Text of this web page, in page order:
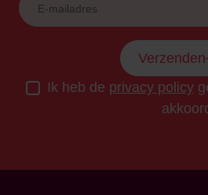
Verzenden
Ik heb de privacy policy